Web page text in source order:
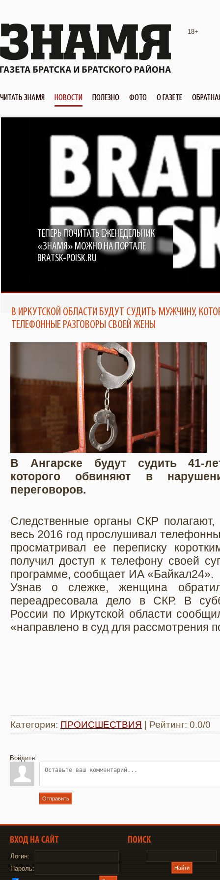
18+
ЧИТАТЬ ЗНАМЯ НОВОСТИ ПОЛЕЗНО ФОТО О ГАЗЕТЕ
ТЕПЕРЬ ПОЧИТАТЬ ЕЖЕНЕДЕЛЬНИК
«ЗНАМЯ» МОЖНО НА ПОРТАЛЕ
BRATSK-POISK.RU
В ИРКУТСКОЙ ОБЛАСТИ БУДУТ СУДИТЬ МУЖЧИНУ,
ТЕЛЕФОННЫЕ РАЗГОВОРЫ СВОЕЙ ЖЕНЫ
В Ангарске будут судить 41-
которого обвиняют в
переговоров.
Следственные органы СКР полагают,
весь 2016 год прослушивал
просматривал ее переписку
получил доступ к телефону своей
программе, сообщает ИА «Байкал24».
Узнав о слежке, женщина
переадресовала дело в СКР. В
России по Иркутской области
«направлено в суд для рассмотрения
Категория: ПРОИСШЕСТВИЯ Рейтинг: 0.0/0
Войдите:
Отправить
Логин:
Пароль: